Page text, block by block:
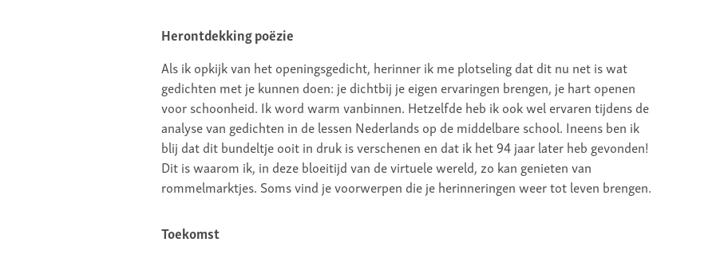
Herontdekking poëzie
Als ik opkijk van het openingsgedicht, herinner ik me plotseling dat dit nu net is wat
gedichten met je kunnen doen: je dichtbij je eigen ervaringen brengen, je hart openen
voor schoonheid. Ik word warm vanbinnen. Hetzelfde heb ik ook wel ervaren tijdens de
analyse van gedichten in de lessen Nederlands op de middelbare school. Ineens ben ik
blij dat dit bundeltje ooit in druk is verschenen en dat ik het 94 jaar later heb gevonden!
Dit is waarom ik, in deze bloeitijd van de virtuele wereld, zo kan genieten van
rommelmarktjes. Soms vind je voorwerpen die je herinneringen weer tot leven brengen.
Toekomst